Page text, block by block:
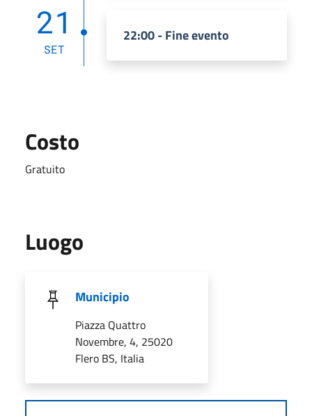
21
SET
22:00 - Fine evento
Costo
Gratuito
Luogo
Municipio
Piazza Quattro
Novembre, 4, 25020
Flero BS, Italia